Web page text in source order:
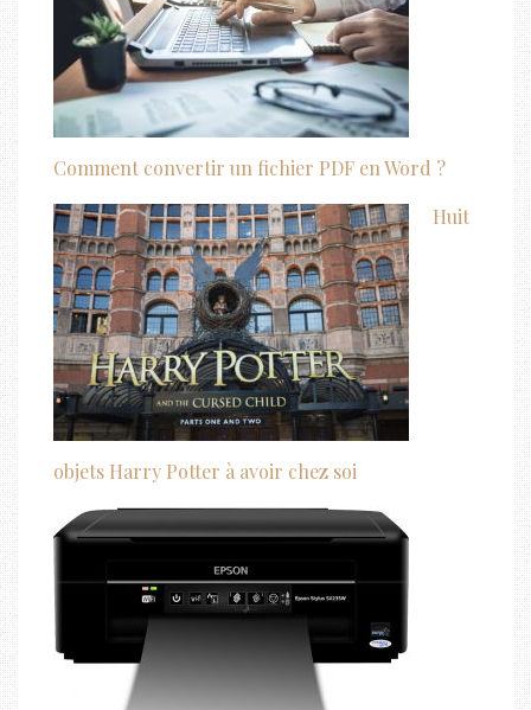
Comment convertir un fichier PDF en Word ?
Huit
objets Harry Potter à avoir chez soi